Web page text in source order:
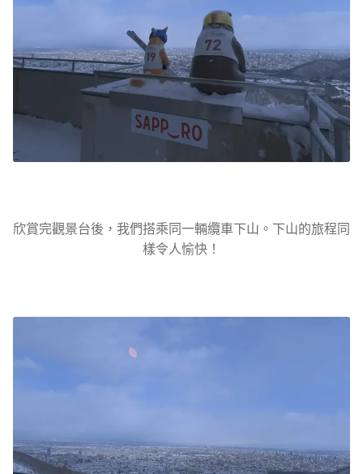
欣賞完觀景台後，我們搭乘同一輛纜車下山。下山的旅程同
樣令人愉快！